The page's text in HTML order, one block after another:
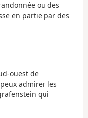
ou des
en partie par des
ouest de
admirer les
qui